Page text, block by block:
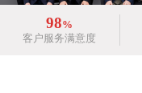
98%
客户服务满意度